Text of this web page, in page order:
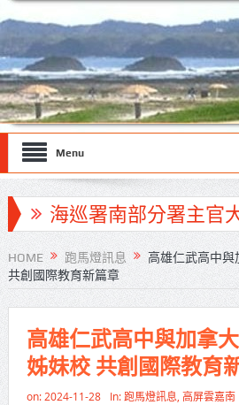
Menu
海巡署南部分署主官
勉提升巡防戰力
北市鮮奶週報再升級
擴大至國中生
雙北合作里程碑！萬
侯友宜蔣萬安攜手視察
HOME 跑馬燈訊息
高雄仁武高中與
共創國際教育新篇章
高雄仁武高中與加拿
姊妹校 共創國際教育
on: 2024-11-28 In: 跑馬燈訊息 高屏雲嘉南